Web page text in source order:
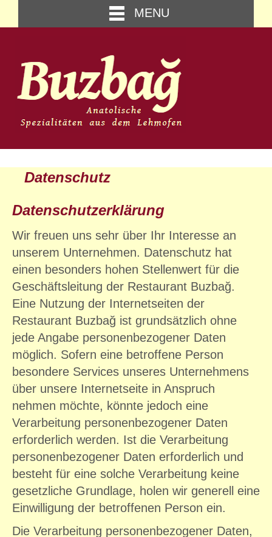
MENU
Datenschutz
Datenschutzerklärung
Wir freuen uns sehr über Ihr Interesse an
unserem Unternehmen. Datenschutz hat
einen besonders hohen Stellenwert für die
Geschäftsleitung der Restaurant Buzbağ.
Eine Nutzung der Internetseiten der
Restaurant Buzbağ ist grundsätzlich ohne
jede Angabe personenbezogener Daten
möglich. Sofern eine betroffene Person
besondere Services unseres Unternehmens
über unsere Internetseite in Anspruch
nehmen möchte, könnte jedoch eine
Verarbeitung personenbezogener Daten
erforderlich werden. Ist die Verarbeitung
personenbezogener Daten erforderlich und
besteht für eine solche Verarbeitung keine
gesetzliche Grundlage, holen wir generell eine
Einwilligung der betroffenen Person ein.
Die Verarbeitung personenbezogener Daten,